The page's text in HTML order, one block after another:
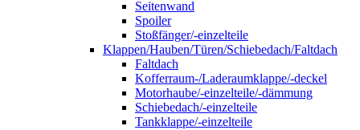
Seitenwand
Spoiler
Stoßfänger/-einzelteile
Klappen/Hauben/Türen/Schiebedach/Faltdach
Faltdach
Kofferraum-/Laderaumklappe/-deckel
Motorhaube/-einzelteile/-dämmung
Schiebedach/-einzelteile
Tankklappe/-einzelteile